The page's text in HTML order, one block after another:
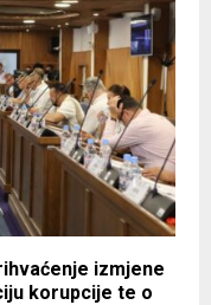
izmjene
korupcije te o